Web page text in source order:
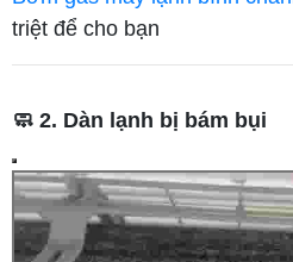
triệt để cho bạn
🧼 2. Dàn lạnh bị bám bụi